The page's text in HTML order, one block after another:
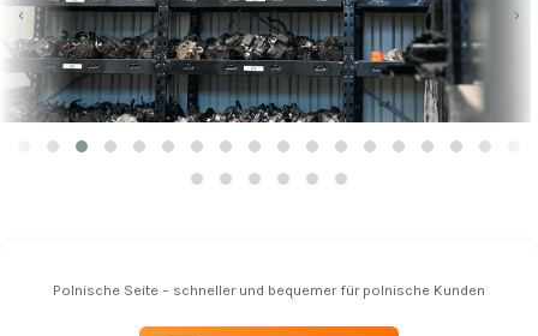
‹ ›
Polnische Seite – schneller und bequemer für polnische Kunden